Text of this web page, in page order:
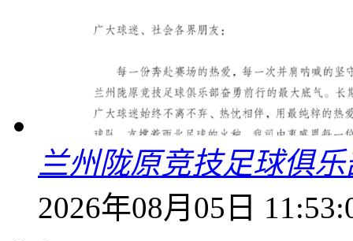
兰州陇原竞技足球俱
2026年08月05日